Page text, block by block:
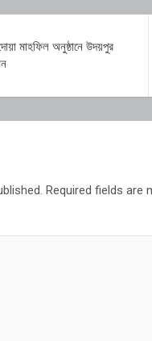
মাহফিল অনুষ্ঠানে উদয়পুর
Required fields are